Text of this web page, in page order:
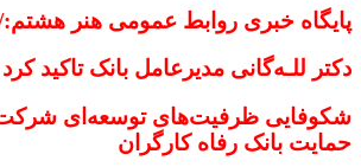
پایگاه خبری روابط عمومی هنر
دکتر للـه‌گانی مدیرعامل بانک تاکید کرد
شکوفایی ظرفیت‌های توسعه‌ای
حمایت‌ بانک رفاه کارگران